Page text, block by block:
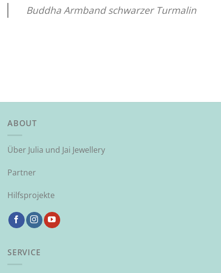
Buddha Armband schwarzer Turmalin
ABOUT
Über Julia und Jai Jewellery
Partner
Hilfsprojekte
SERVICE